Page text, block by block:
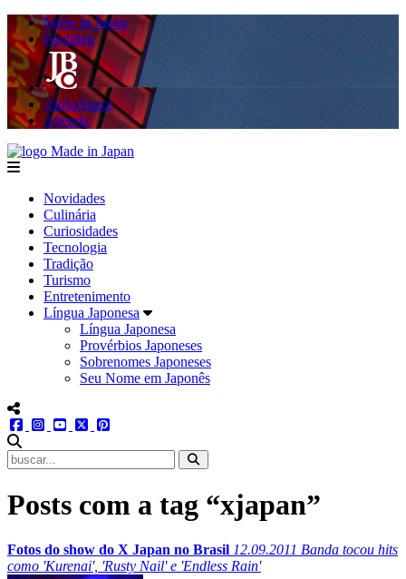
Made in Japan
Hashitag
AkibaSpace
Agenda
menu
Novidades
Culinária
Curiosidades
Tecnologia
Tradição
Turismo
Entretenimento
Língua Japonesa
Língua Japonesa
Provérbios Japoneses
Sobrenomes Japoneses
Seu Nome em Japonês
menu redes social
facebookinstagram
youtube
twitter
Posts com a tag “xjapan”
Fotos do show do X Japan no Brasil 12.09.2011 Banda tocou hits
como 'Kurenai', 'Rusty Nail' e 'Endless Rain'